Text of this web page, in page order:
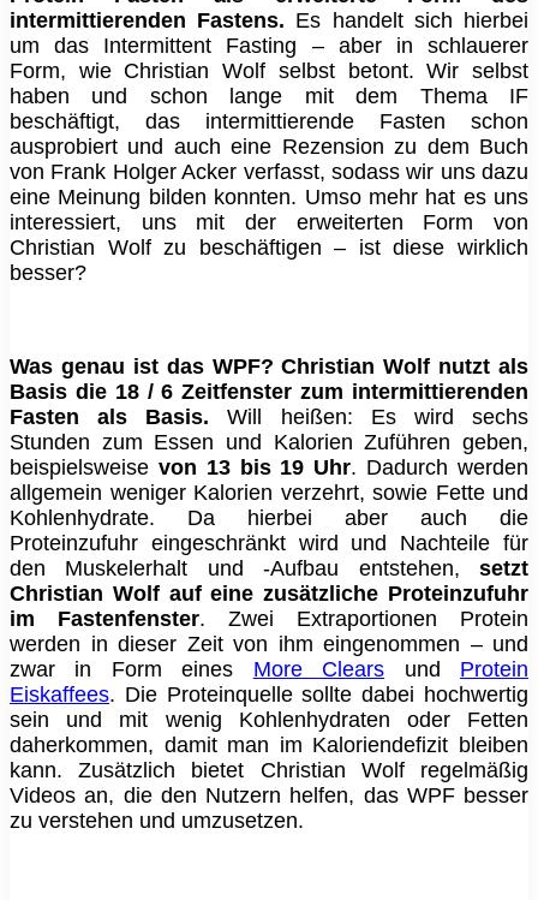
intermittierenden Fastens. Es handelt sich hierbei
um das Intermittent Fasting – aber in schlauerer
Form, wie Christian Wolf selbst betont. Wir selbst
haben und schon lange mit dem Thema IF
beschäftigt, das intermittierende Fasten schon
ausprobiert und auch eine Rezension zu dem Buch
von Frank Holger Acker verfasst, sodass wir uns dazu
eine Meinung bilden konnten. Umso mehr hat es uns
interessiert, uns mit der erweiterten Form von
Christian Wolf zu beschäftigen – ist diese wirklich
besser?
Was genau ist das WPF? Christian Wolf nutzt als
Basis die 18 / 6 Zeitfenster zum intermittierenden
Fasten als Basis. Will heißen: Es wird sechs
Stunden zum Essen und Kalorien Zuführen geben,
beispielsweise von 13 bis 19 Uhr. Dadurch werden
allgemein weniger Kalorien verzehrt, sowie Fette und
Kohlenhydrate. Da hierbei aber auch die
Proteinzufuhr eingeschränkt wird und Nachteile für
den Muskelerhalt und -Aufbau entstehen, setzt
Christian Wolf auf eine zusätzliche Proteinzufuhr
im Fastenfenster. Zwei Extraportionen Protein
werden in dieser Zeit von ihm eingenommen – und
zwar in Form eines More Clears und Protein
Eiskaffees. Die Proteinquelle sollte dabei hochwertig
sein und mit wenig Kohlenhydraten oder Fetten
daherkommen, damit man im Kaloriendefizit bleiben
kann. Zusätzlich bietet Christian Wolf regelmäßig
Videos an, die den Nutzern helfen, das WPF besser
zu verstehen und umzusetzen.